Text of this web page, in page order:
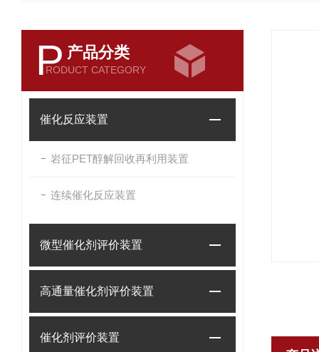
P 产品分类
RODUCT CATEGORY
催化反应装置
岩征PET醇解回收再利用装置
连续催化反应装置
微型催化剂评价装置
高通量催化剂评价装置
催化剂评价装置